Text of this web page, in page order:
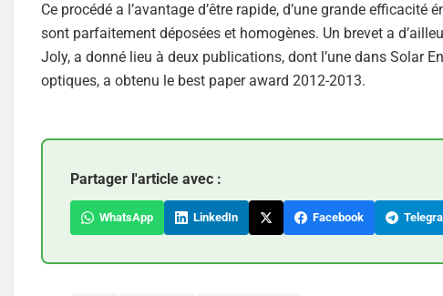
Ce procédé a l’avantage d’être rapide, d’une grande
sont parfaitement déposées et homogènes. Un brevet a
Joly, a donné lieu à deux publications, dont l’une dans Solar
optiques, a obtenu le best paper award 2012-2013.
Partager l'article avec :
WhatsApp LinkedIn Facebook